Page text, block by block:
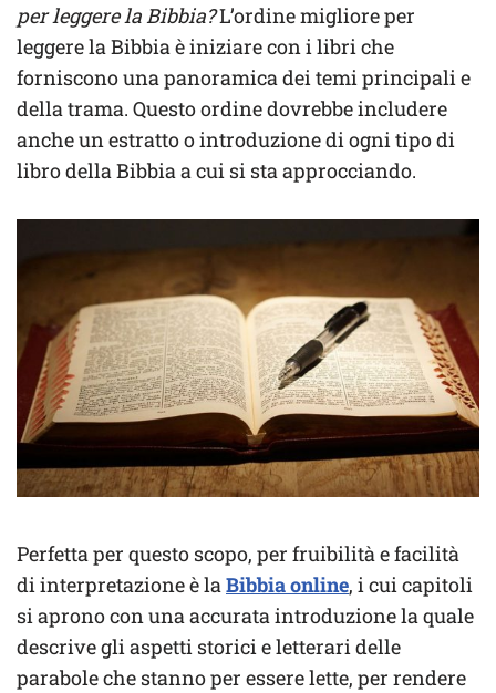
per leggere la Bibbia?L’ordine migliore per
leggere la Bibbia è iniziare con i libri che
forniscono una panoramica dei temi principali e
della trama. Questo ordine dovrebbe includere
anche un estratto o introduzione di ogni tipo di
libro della Bibbia a cui si sta approcciando.
Perfetta per questo scopo, per fruibilità e facilità
di interpretazione è la Bibbia online, i cui capitoli
si aprono con una accurata introduzione la quale
descrive gli aspetti storici e letterari delle
parabole che stanno per essere lette, per rendere